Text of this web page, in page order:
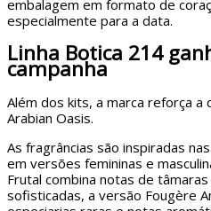
embalagem em formato de
especialmente para a data.
Linha Botica 214
campanha
Além dos kits, a marca reforça a
Arabian Oasis.
As fragrâncias são inspiradas
em versões femininas e
Frutal combina notas de
sofisticadas, a versão Fougère